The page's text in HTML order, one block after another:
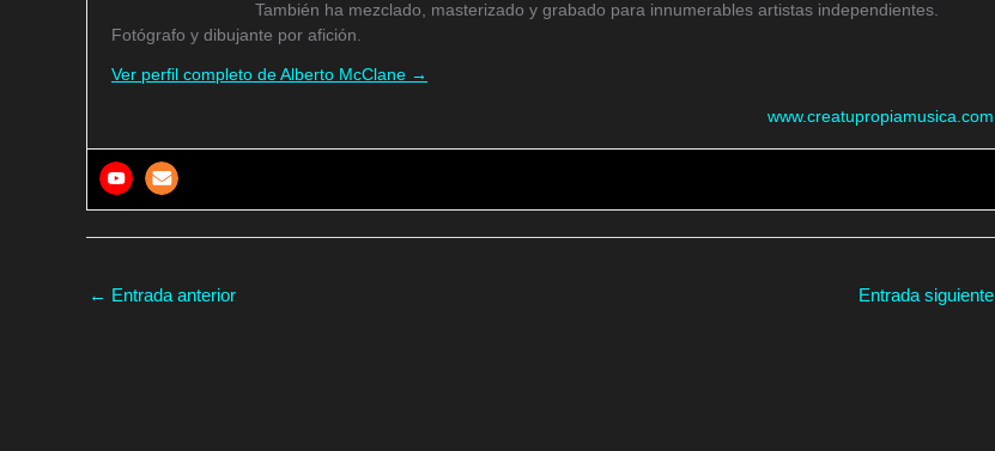
También ha mezclado, masterizado y grabado para innumerables artistas independientes.
Fotógrafo y dibujante por afición.
Ver perfil completo de Alberto McClane →
www.creatupropiamusica.com
← Entrada anterior Entrada siguiente